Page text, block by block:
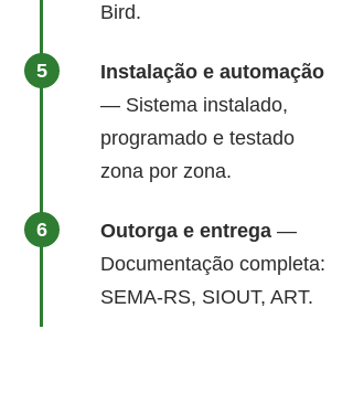
Bird.
Instalação e automação
— Sistema instalado,
programado e testado
zona por zona.
Outorga e entrega —
Documentação completa:
SEMA-RS, SIOUT, ART.